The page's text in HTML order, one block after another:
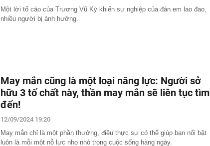
Một lời tố cáo của Trương Vũ Kỳ khiến sự nghiệp của đàn em lao đao,
nhiều người bị ảnh hưởng.
May mắn cũng là một loại năng lực: Người sở
hữu 3 tố chất này, thần may mắn sẽ liên tục tìm
đến!
12/09/2024 19:20
May mắn chỉ là một phần thưởng, điều thực sự có thể giúp bạn nổi bật
luôn là mỗi một nỗ lực nho nhỏ trong cuộc sống hàng ngày.